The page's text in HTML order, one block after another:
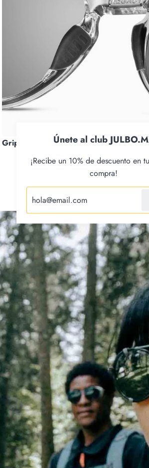
Grip Nose Únete al club
¡Recibe un 10% de descuento en
compra!